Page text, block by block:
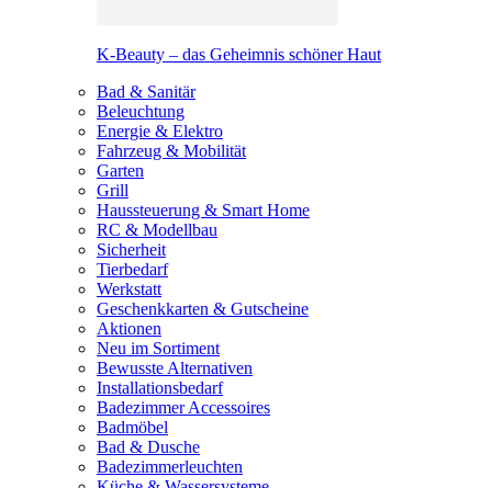
K-Beauty – das Geheimnis schöner Haut
Bad & Sanitär
Beleuchtung
Energie & Elektro
Fahrzeug & Mobilität
Garten
Grill
Haussteuerung & Smart Home
RC & Modellbau
Sicherheit
Tierbedarf
Werkstatt
Geschenkkarten & Gutscheine
Aktionen
Neu im Sortiment
Bewusste Alternativen
Installationsbedarf
Badezimmer Accessoires
Badmöbel
Bad & Dusche
Badezimmerleuchten